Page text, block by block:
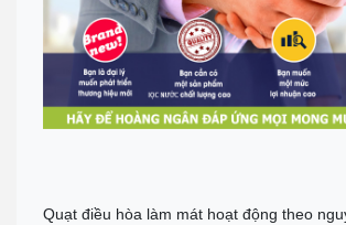
Quạt điều hòa làm mát hoạt động theo